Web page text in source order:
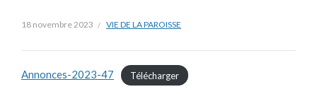
18 novembre 2023 VIE DE LA PAROISSE
Annonces-2023-47 Télécharger